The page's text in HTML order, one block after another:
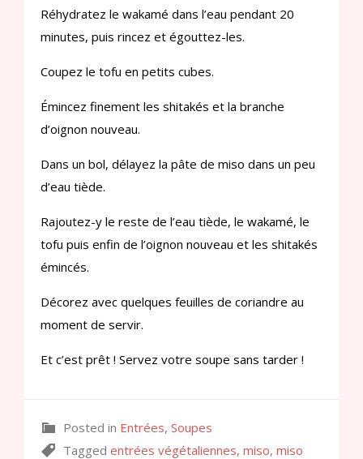
Réhydratez le wakamé dans l’eau pendant 20
minutes, puis rincez et égouttez-les.
Coupez le tofu en petits cubes.
Émincez finement les shitakés et la branche
d’oignon nouveau.
Dans un bol, délayez la pâte de miso dans un peu
d’eau tiède.
Rajoutez-y le reste de l’eau tiède, le wakamé, le
tofu puis enfin de l’oignon nouveau et les shitakés
émincés.
Décorez avec quelques feuilles de coriandre au
moment de servir.
Et c’est prêt ! Servez votre soupe sans tarder !
Posted in Entrées, Soupes
Tagged entrées végétaliennes, miso, miso